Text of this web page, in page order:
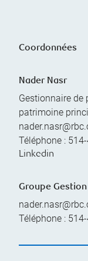
Coordonnées
Nader Nasr
Gestionnaire de
patrimoine
Téléphone :
Linkedin
Groupe
Téléphone :